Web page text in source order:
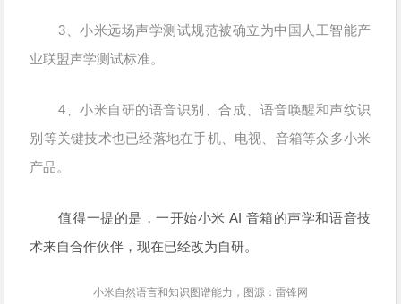
3、小米远场声学测试规范被确立为中国人工智能产
业联盟声学测试标准。
4、小米自研的语音识别、合成、语音唤醒和声纹识
别等关键技术也已经落地在手机、电视、音箱等众多小米
产品。
值得一提的是，一开始小米 AI 音箱的声学和语音技
术来自合作伙伴，现在已经改为自研。
小米自然语言和知识图谱能力，图源：雷锋网